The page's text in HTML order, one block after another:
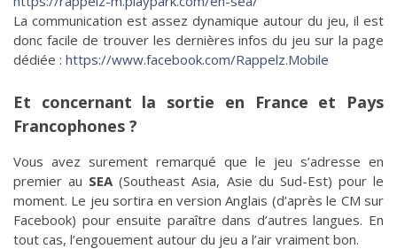
La communication est assez dynamique autour du jeu, il est
donc facile de trouver les dernières infos du jeu sur la page
dédiée : https://www.facebook.com/Rappelz.Mobile
Et concernant la sortie en France et Pays
Francophones ?
Vous avez surement remarqué que le jeu s’adresse en
premier au SEA (Southeast Asia, Asie du Sud-Est) pour le
moment. Le jeu sortira en version Anglais (d’après le CM sur
Facebook) pour ensuite paraître dans d’autres langues. En
tout cas, l’engouement autour du jeu a l’air vraiment bon.